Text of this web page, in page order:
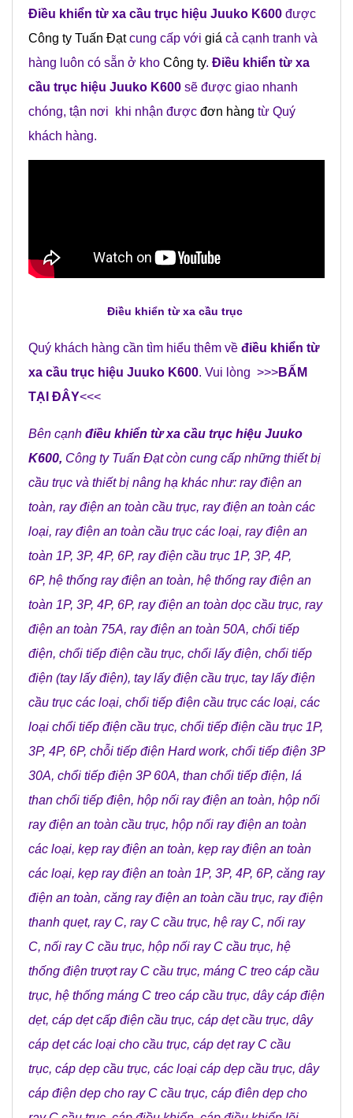
Điều khiển từ xa cầu trục hiệu Juuko K600 được
Công ty Tuấn Đạtcung cấp với giá cả cạnh tranh và
hàng luôn có sẵn ở kho Công ty. Điều khiển từ xa
cầu trục hiệu Juuko K600 sẽ được giao nhanh
chóng, tận nơi khi nhận được đơn hàng từ Quý
khách hàng.
Điều khiển từ xa cầu trục
Quý khách hàng cần tìm hiểu thêm về điều khiển từ
xa cầu trục hiệu Juuko K600. Vui lòng >>>BẤM
TẠI ĐÂY<<<
Bên cạnh điều khiển từ xa cầu trục hiệu Juuko
K600, Công ty Tuấn Đạtcòn cung cấp những thiết bị
cầu trục và thiết bị nâng hạ khác như: ray điện an
toàn, ray điện an toàn cầu trục, ray điện an toàn các
loại, ray điện an toàn cầu trục các loại, ray điện an
toàn 1P, 3P, 4P, 6P, ray điện cầu trục 1P, 3P, 4P,
6P, hệ thống ray điện an toàn, hệ thống ray điện an
toàn 1P, 3P, 4P, 6P, ray điện an toàn dọc cầu trục, ray
điện an toàn 75A, ray điện an toàn 50A, chổi tiếp
điện, chổi tiếp điện cầu trục, chổi lấy điện, chổi tiếp
điện (tay lấy điện), tay lấy điện cầu trục, tay lấy điện
cầu trục các loại, chổi tiếp điện cầu trục các loại, các
loại chổi tiếp điện cầu trục, chổi tiếp điện cầu trục 1P,
3P, 4P, 6P, chỗi tiếp điện Hard work, chổi tiếp điện 3P
30A, chổi tiếp điện 3P 60A, than chổi tiếp điện, lá
than chổi tiếp điện, hộp nối ray điện an toàn, hộp nối
ray điện an toàn cầu trục, hộp nối ray điện an toàn
các loại, kẹp ray điện an toàn, kẹp ray điện an toàn
các loại, kẹp ray điện an toàn 1P, 3P, 4P, 6P, căng ray
điện an toàn, căng ray điện an toàn cầu trục, ray điện
thanh quẹt, ray C, ray C cầu trục, hệ ray C, nối ray
C, nối ray C cầu trục, hộp nối ray C cầu trục, hệ
thống điện trượt ray C cầu trục, máng C treo cáp cầu
trục, hệ thống máng C treo cáp cầu trục, dây cáp điện
dẹt, cáp dẹt cấp điện cầu trục, cáp dẹt cầu trục, dây
cáp dẹt các loại cho cầu trục, cáp dẹt ray C cầu
trục, cáp dẹp cầu trục, các loại cáp dẹp cầu trục, dây
cáp điện dẹp cho ray C cầu trục, cáp điên dẹp cho